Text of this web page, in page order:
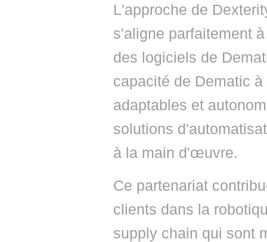
L'approche de
s'aligne parfaitement
des logiciels de
capacité de Dematic
adaptables et
solutions
à la main d'œuvre.
Ce partenariat
clients dans la
supply chain qui sont